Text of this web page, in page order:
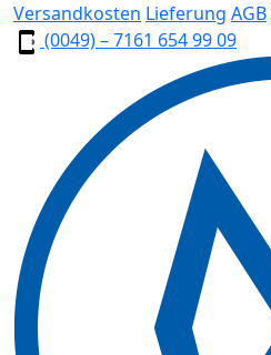
Versandkosten Lieferung AGB
(0049) – 7161 654 99 09